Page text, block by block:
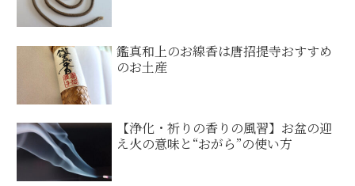
鑑真和上のお線香は唐招提寺おすすめ
のお土産
【浄化・祈りの香りの風習】お盆の迎
え火の意味と“おがら”の使い方